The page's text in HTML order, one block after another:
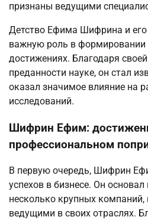
признаны ведущими
Детство Ефима Шифрина и его
важную роль в формировании
достижениях. Благодаря
преданности науке, он стал
оказал значимое влияние на
исследований.
Шифрин Ефим:
профессиональном
В первую очередь, Шифрин
успехов в бизнесе. Он
несколько крупных
ведущими в своих отраслях.